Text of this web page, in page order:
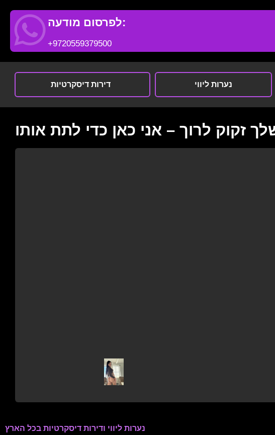
לפרסום מודעה:
+9720559379500
דירות דיסקרטיות נערות ליווי
זקוק לרוך – אני כאן כדי לתת אותו
נערות ליווי ודירות דיסקרטיות בכל הארץ